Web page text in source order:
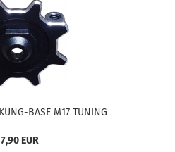
BASE M17 TUNING
EUR